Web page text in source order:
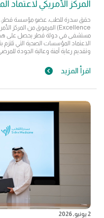
المركز الأمريكي لاعتماد
مستشفى في دولة قطر يحصل على هذا
الاعتماد المؤسسات الصحية التي تلتزم
وتقديم رعاية آمنة وعالية الجودة
اقرأ المزيد
2 يونيو, 2026